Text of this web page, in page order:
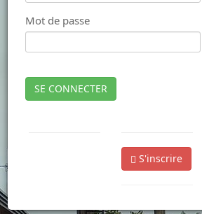
Mot de passe
SE CONNECTER
S'inscrire